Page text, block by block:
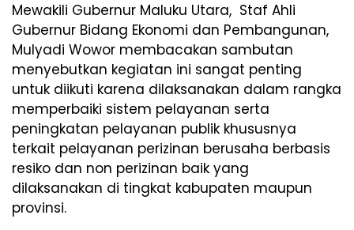
Mewakili Gubernur Maluku Utara, Staf Ahli
Gubernur Bidang Ekonomi dan Pembangunan,
Mulyadi Wowor membacakan sambutan
menyebutkan kegiatan ini sangat penting
untuk diikuti karena dilaksanakan dalam rangka
memperbaiki sistem pelayanan serta
peningkatan pelayanan publik khususnya
terkait pelayanan perizinan berusaha berbasis
resiko dan non perizinan baik yang
dilaksanakan di tingkat kabupaten maupun
provinsi.